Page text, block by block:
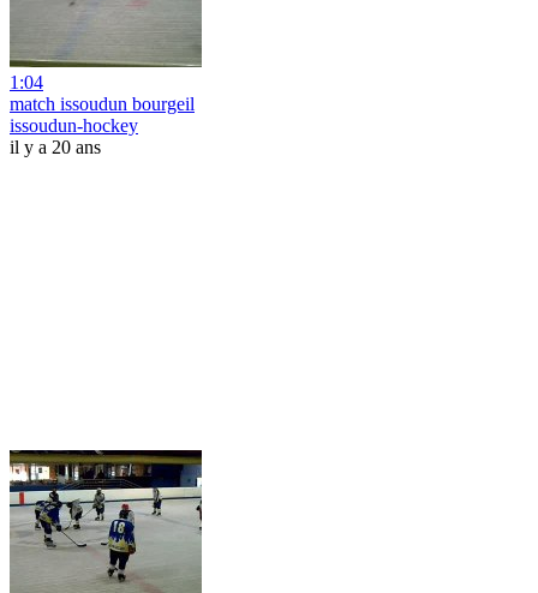
1:04
match issoudun bourgeil
issoudun-hockey
il y a 20 ans